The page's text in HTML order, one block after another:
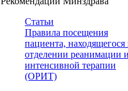
Статьи
Правила посещения
пациента, находящегося
отделении реанимации и
интенсивной терапии
(ОРИТ)